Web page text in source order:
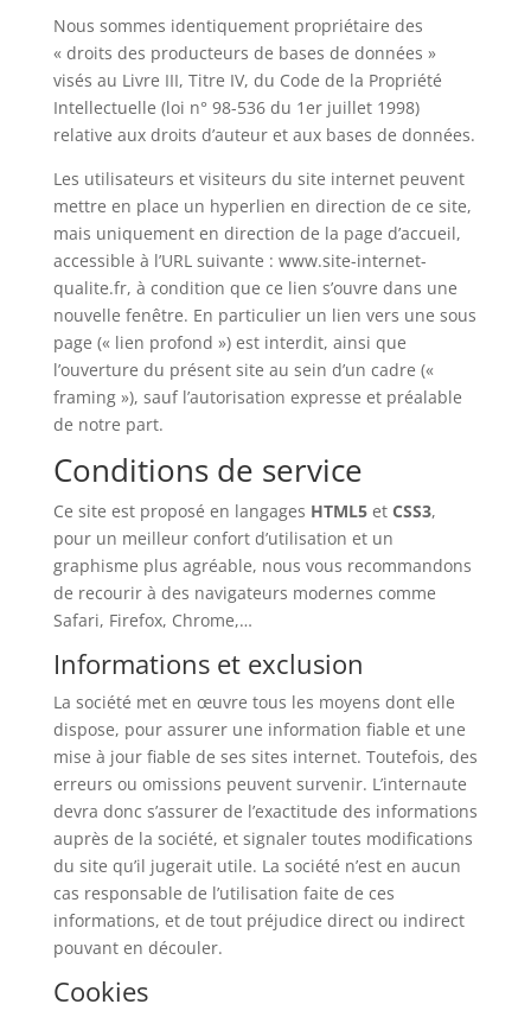
Nous sommes identiquement propriétaire des
« droits des producteurs de bases de données »
visés au Livre III, Titre IV, du Code de la Propriété
Intellectuelle (loi n° 98-536 du 1er juillet 1998)
relative aux droits d’auteur et aux bases de données.
Les utilisateurs et visiteurs du site internet peuvent
mettre en place un hyperlien en direction de ce site,
mais uniquement en direction de la page d’accueil,
accessible à l’URL suivante : www.site-internet-
qualite.fr, à condition que ce lien s’ouvre dans une
nouvelle fenêtre. En particulier un lien vers une sous
page (« lien profond ») est interdit, ainsi que
l’ouverture du présent site au sein d’un cadre («
framing »), sauf l’autorisation expresse et préalable
de notre part.
Conditions de service
Ce site est proposé en langages HTML5 et CSS3,
pour un meilleur confort d’utilisation et un
graphisme plus agréable, nous vous recommandons
de recourir à des navigateurs modernes comme
Safari, Firefox, Chrome,…
Informations et exclusion
La société met en œuvre tous les moyens dont elle
dispose, pour assurer une information fiable et une
mise à jour fiable de ses sites internet. Toutefois, des
erreurs ou omissions peuvent survenir. L’internaute
devra donc s’assurer de l’exactitude des informations
auprès de la société, et signaler toutes modifications
du site qu’il jugerait utile. La société n’est en aucun
cas responsable de l’utilisation faite de ces
informations, et de tout préjudice direct ou indirect
pouvant en découler.
Cookies